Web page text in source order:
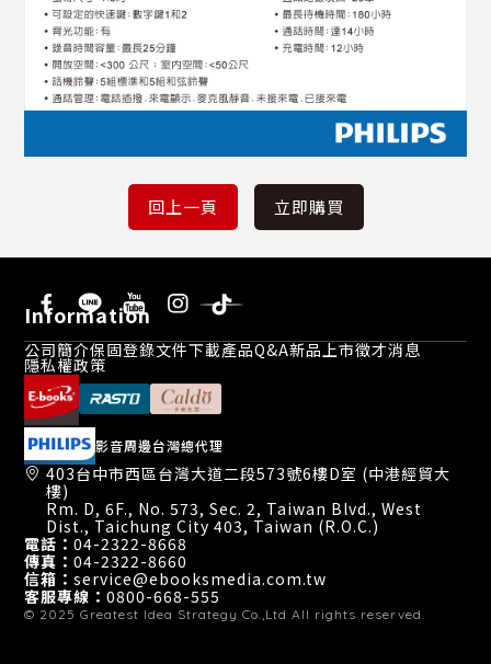
Information
公司簡介保固登錄文件下載產品Q&A新品上市徵才消息
隱私權政策
影音周邊台灣總代理
403台中市西區台灣大道二段573號6樓D室 (中港經貿大
樓)
Rm. D, 6F., No. 573, Sec. 2, Taiwan Blvd., West
Dist., Taichung City 403, Taiwan (R.O.C.)
電話：04-2322-8668
傳真：04-2322-8660
信箱：service@ebooksmedia.com.tw
客服專線：0800-668-555
© 2025Greatest Idea Strategy Co.,Ltd All rights reserved.